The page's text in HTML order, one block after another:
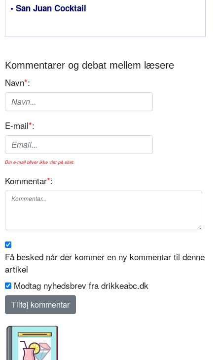
• San Juan Cocktail
Kommentarer og debat mellem læsere
Navn*:
E-mail*:
Din e-mail bliver ikke vist på sitet.
Kommentar*:
Få besked når der kommer en ny kommentar til denne
artikel
Modtag nyhedsbrev fra drikkeabc.dk